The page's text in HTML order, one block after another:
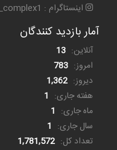
اینستاگرام : Golden_sport_complex1
آمار بازدید کنندگان
آنلاین: 13
امروز: 783
دیروز: 1,362
هفته جاری: 1
ماه جاری: 1
سال جاری: 1
تعداد کل: 1,781,572